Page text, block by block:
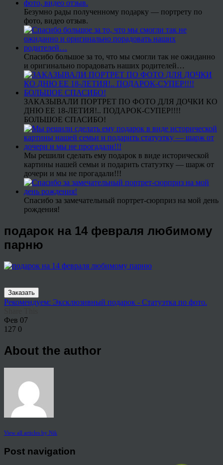
Безумно рады полученному подарку — портрету по
фото, видео отзыв.
Спасибо большое за то, что мы смогли так не ожиданно
и оригинально порадовать наших родителей…
ЗАКАЗЫВАЛИ ПОРТРЕТ ПО ФОТО ДЛЯ ДОЧКИ КО
ДНЮ ЕЕ 18-ЛЕТИЯ!.. ПОДАРОК-СУПЕР!!!!
БОЛЬШОЕ СПАСИБО!
Мы решили сделать ему подарок в виде исторической
картины нашей семьи и подарить статуэтку — шарж от
дочери и мы не прогадали!!!
Спасибо за замечательный портрет-сюрприз на мой день
рождения!
подарок на 14 февраля любимому
парню
Заказать
Рекомендуем: Эксклюзивный подарок - Статуэтка по фото.
Фев 07
127 0
About the author
View all articles by Nik
Post navigation